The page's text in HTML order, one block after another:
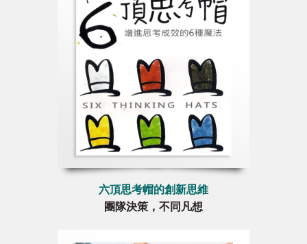
六頂思考帽的創新思維
團隊決策，不同凡想